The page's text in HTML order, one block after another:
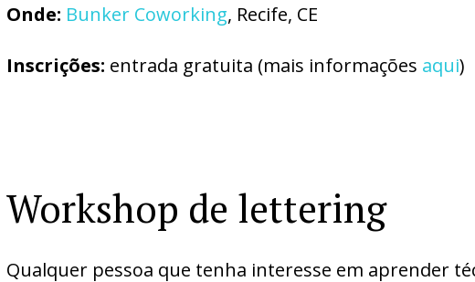
Onde: Bunker Coworking, Recife, CE
Inscrições: entrada gratuita (mais informações aqui)
Workshop de lettering
Qualquer pessoa que tenha interesse em aprender